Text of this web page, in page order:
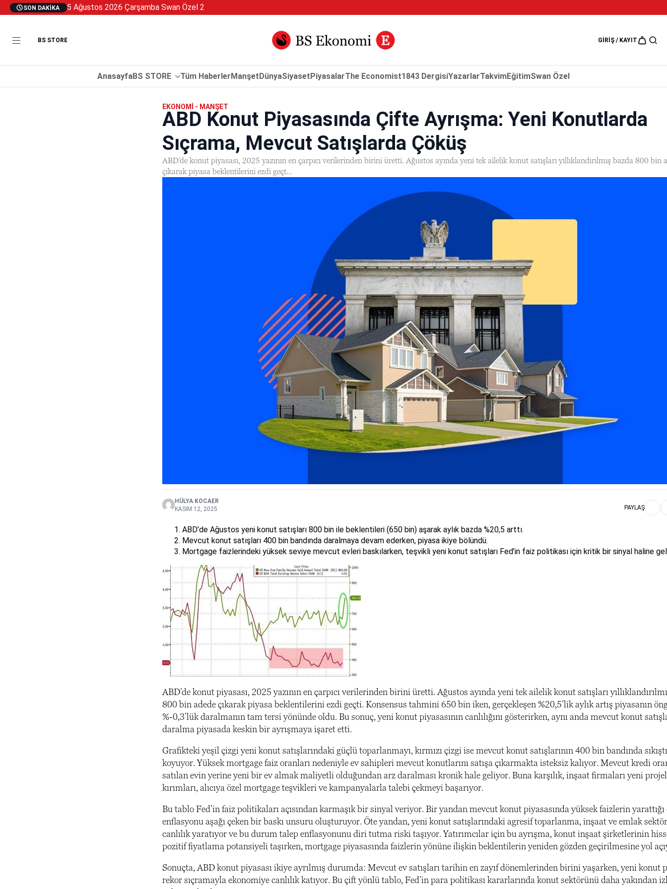
SON DAKIKA 5 Ağustos 2026 Çarşamba Swan Özel 2
BS STORE GIRIŞ / KAYIT
AnasayfaBS STORE Tüm HaberlerManşetDünyaSiyasetPiyasalarThe Economist1843 DergisiYazarlarTakvimEğitimSwan Özel
EKONOMI - MANŞET
ABD Konut Piyasasında Çifte Ayrışma: Yeni Konutlarda
Sıçrama, Mevcut Satışlarda Çöküş
ABD’de konut piyasası, 2025 yazının en çarpıcı verilerinden birini üretti. Ağustos ayında yeni tek ailelik konut satışları yıllıklandırılmış bazda 800 bin
çıkarak piyasa beklentilerini ezdi geçt...
HÜLYA KOCAER
KASIM 12, 2025
PAYLAŞ
ABD’de Ağustos yeni konut satışları 800 bin ile beklentileri (650 bin) aşarak aylık bazda %20,5 arttı.
Mevcut konut satışları 400 bin bandında daralmaya devam ederken, piyasa ikiye bölündü.
Mortgage faizlerindeki yüksek seviye mevcut evleri baskılarken, teşvikli yeni konut satışları Fed’in faiz politikası için kritik bir sinyal haline
ABD’de konut piyasası, 2025 yazının en çarpıcı verilerinden birini üretti. Ağustos ayında yeni tek ailelik konut satışları
800 bin adede çıkarak piyasa beklentilerini ezdi geçti. Konsensus tahmini 650 bin iken, gerçekleşen %20,5’lik aylık artış piyasanın
%-0,3’lük daralmanın tam tersi yönünde oldu. Bu sonuç, yeni konut piyasasının canlılığını gösterirken, aynı anda mevcut konut
daralma piyasada keskin bir ayrışmaya işaret etti.
Grafikteki yeşil çizgi yeni konut satışlarındaki güçlü toparlanmayı, kırmızı çizgi ise mevcut konut satışlarının 400 bin bandında
koyuyor. Yüksek mortgage faiz oranları nedeniyle ev sahipleri mevcut konutlarını satışa çıkarmakta isteksiz kalıyor. Mevcut kredi
satılan evin yerine yeni bir ev almak maliyetli olduğundan arz daralması kronik hale geliyor. Buna karşılık, inşaat firmaları yeni
kırımları, alıcıya özel mortgage teşvikleri ve kampanyalarla talebi çekmeyi başarıyor.
Bu tablo Fed’in faiz politikaları açısından karmaşık bir sinyal veriyor. Bir yandan mevcut konut piyasasında yüksek faizlerin
enflasyonu aşağı çeken bir baskı unsuru oluşturuyor. Öte yandan, yeni konut satışlarındaki agresif toparlanma, inşaat ve emlak
canlılık yaratıyor ve bu durum talep enflasyonunu diri tutma riski taşıyor. Yatırımcılar için bu ayrışma, konut inşaat şirketlerinin
pozitif fiyatlama potansiyeli taşırken, mortgage piyasasında faizlerin yönüne ilişkin beklentilerin yeniden gözden geçirilmesine yol
Sonuçta, ABD konut piyasası ikiye ayrılmış durumda: Mevcut ev satışları tarihin en zayıf dönemlerinden birini yaşarken, yeni konut
rekor sıçramayla ekonomiye canlılık katıyor. Bu çift yönlü tablo, Fed’in para politikası kararlarında konut sektörünü daha yakından